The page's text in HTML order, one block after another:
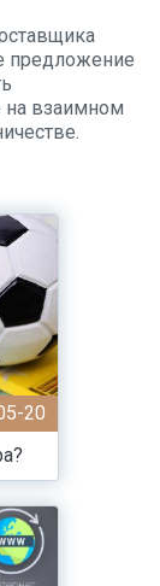
предложение
на взаимном
20